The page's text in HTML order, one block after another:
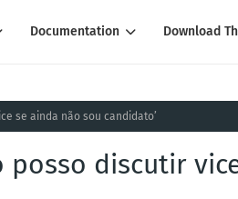
Documentation Download
se ainda não sou candidato’
posso discutir